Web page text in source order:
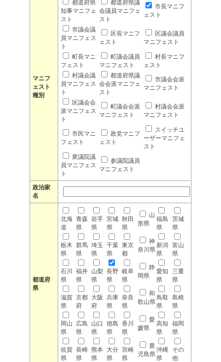
マニフ
ェスト
種別
都道府県
知事マニフェ
スト
都道府県議
会議員マニフェ
スト
市長マニフ
ェスト
市議会議
員マニフェス
ト
区長マニフ
ェスト
区議会議員
マニフェスト
町長マニ
フェスト
町議会議員
マニフェスト
村長マニフ
ェスト
村議会議
員マニフェス
ト
都道府県議
会会派マニフェ
スト
市議会会派
マニフェスト
区議会会
派マニフェス
ト
町議会会派
マニフェスト
村議会会派
マニフェスト
市民マニ
フェスト
政党マニフ
ェスト
スイッチユ
ーザーマニフェ
スト
衆議院議
員マニフェス
ト
参議院議員
マニフェスト
政治家
名
都道府
県
北海
道
青森
県
岩手
県
宮城
県
秋田
県
山
形県
福島
県
茨城
県
栃木
県
群馬
県
埼玉
県
千葉
県
東京
都
神
奈川県
新潟
県
富山
県
石川
県
福井
県
山梨
県
長野
県
岐阜
県
静
岡県
愛知
県
三重
県
滋賀
県
京都
府
大阪
府
兵庫
県
奈良
県
和
歌山県
鳥取
県
島根
県
岡山
県
広島
県
山口
県
徳島
県
香川
県
愛
媛県
高知
県
福岡
県
佐賀
県
長崎
県
熊本
県
大分
県
宮崎
県
鹿
児島県
沖縄
県
その
他